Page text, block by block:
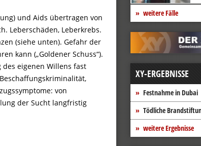
und Aids übertragen von
Leberschäden, Leberkrebs.
(siehe unten). Gefahr der
kann („Goldener Schuss“).
eigenen Willens fast
von
der Sucht langfristig
weitere Fälle
XY-ERGEBNISSE
Festnahme in Dubai
Tödliche
weitere Ergebnisse